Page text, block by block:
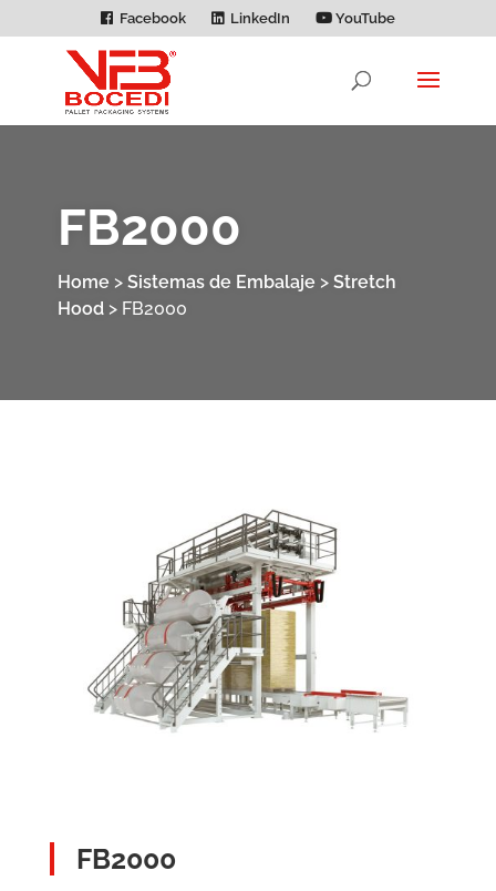
Facebook LinkedIn YouTube
FB2000
Home > Sistemas de Embalaje > Stretch
Hood> FB2000
FB2000